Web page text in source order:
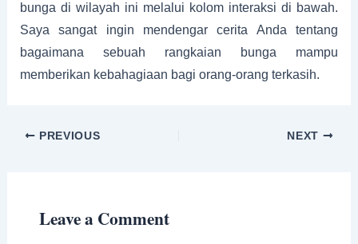
bunga di wilayah ini melalui kolom interaksi di bawah.
Saya sangat ingin mendengar cerita Anda tentang
bagaimana sebuah rangkaian bunga mampu
memberikan kebahagiaan bagi orang-orang terkasih.
PREVIOUS NEXT
Leave a Comment